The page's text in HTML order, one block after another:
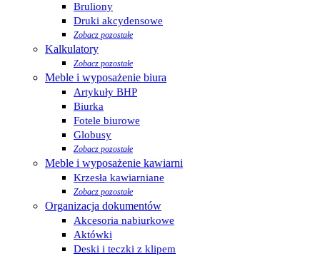
Bruliony
Druki akcydensowe
Zobacz pozostałe
Kalkulatory
Zobacz pozostałe
Meble i wyposażenie biura
Artykuły BHP
Biurka
Fotele biurowe
Globusy
Zobacz pozostałe
Meble i wyposażenie kawiarni
Krzesła kawiarniane
Zobacz pozostałe
Organizacja dokumentów
Akcesoria nabiurkowe
Aktówki
Deski i teczki z klipem